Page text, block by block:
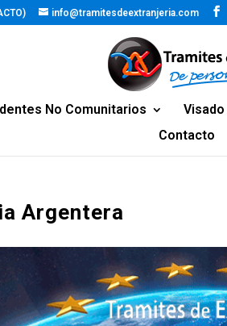
info@tramitesdeextranjeria.com
No Comunitarios
Contacto
Argentera